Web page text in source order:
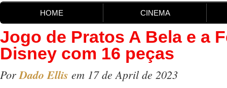
HOME CINEMA
Jogo de Pratos A Bela e a
Disney com 16 peças
PorDado Ellis em 17 de April de 2023